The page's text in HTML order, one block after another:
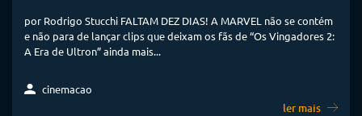
por Rodrigo Stucchi FALTAM DEZ DIAS! A MARVEL não se contém
e não para de lançar clips que deixam os fãs de “Os Vingadores 2:
A Era de Ultron” ainda mais...
cinemacao
ler mais